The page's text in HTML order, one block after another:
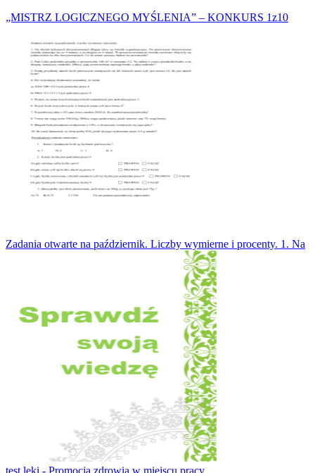
„MISTRZ LOGICZNEGO MYŚLENIA” – KONKURS 1z10
Zadania otwarte na październik. Liczby wymierne i procenty. 1. Na